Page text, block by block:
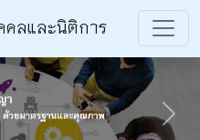
คลและนิติการ
Next